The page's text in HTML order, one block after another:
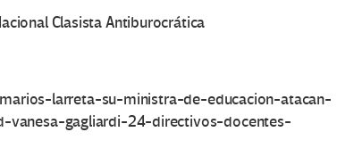
Clasista Antiburocrática
larreta-su-ministra-de-educacion-atacan-
vanesa-gagliardi-24-directivos-docentes-